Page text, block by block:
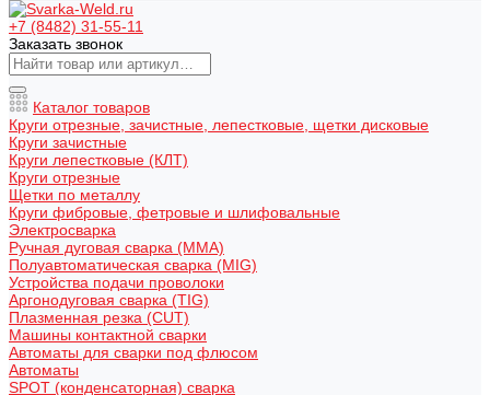
+7 (8482) 31-55-11
Заказать звонок
Каталог товаров
Круги отрезные, зачистные, лепестковые, щетки дисковые
Круги зачистные
Круги лепестковые (КЛТ)
Круги отрезные
Щетки по металлу
Круги фибровые, фетровые и шлифовальные
Электросварка
Ручная дуговая сварка (MMA)
Полуавтоматическая сварка (MIG)
Устройства подачи проволоки
Аргонодуговая сварка (TIG)
Плазменная резка (CUT)
Машины контактной сварки
Автоматы для сварки под флюсом
Автоматы
SPOT (конденсаторная) сварка